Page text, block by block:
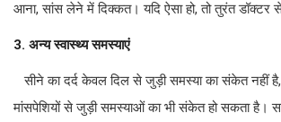
आना, सांस लेने में दिक्कत। यदि ऐसा हो, तो तुरंत डॉक्टर
3. अन्य स्वास्थ्य समस्याएं
सीने का दर्द केवल दिल से जुड़ी समस्या का संकेत नहीं
मांसपेशियों से जुड़ी समस्याओं का भी संकेत हो सकता है।